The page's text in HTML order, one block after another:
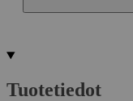
Tuotetiedot